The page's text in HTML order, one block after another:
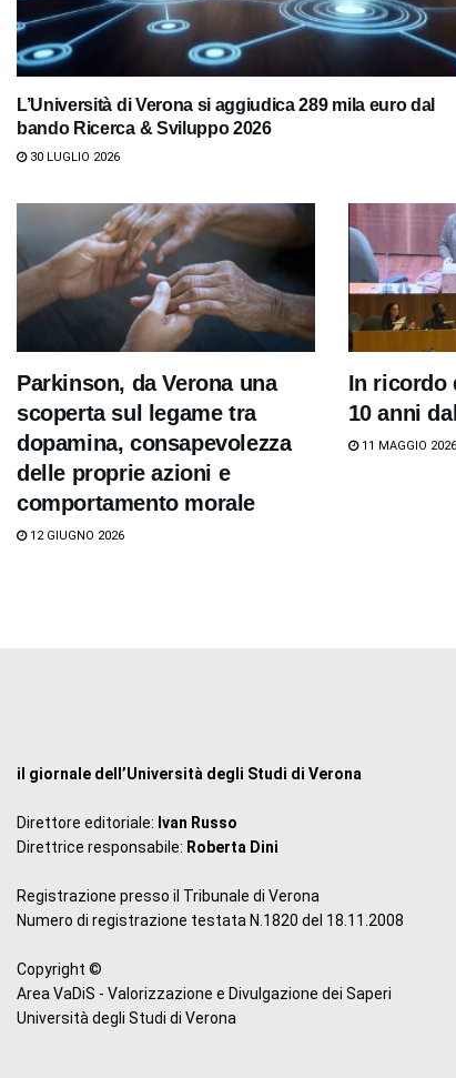
L’Università di Verona si aggiudica 289 mila euro dal
bando Ricerca & Sviluppo 2026
30 LUGLIO 2026
Parkinson, da Verona una
scoperta sul legame tra
dopamina, consapevolezza
delle proprie azioni e
comportamento morale
12 GIUGNO 2026
In ricordo
10 anni
11 MAGGIO 2026
il giornale dell’Università degli Studi di Verona
Direttore editoriale: Ivan Russo
Direttrice responsabile: Roberta Dini
Registrazione presso il Tribunale di Verona
Numero di registrazione testata N.1820 del 18.11.2008
Copyright ©
Area VaDiS - Valorizzazione e Divulgazione dei Saperi
Università degli Studi di Verona